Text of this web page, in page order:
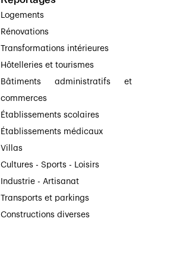
Logements
Rénovations
Transformations intérieures
Hôtelleries et tourismes
Bâtiments administratifs et
commerces
Établissements scolaires
Établissements médicaux
Villas
Cultures - Sports - Loisirs
Industrie - Artisanat
Transports et parkings
Constructions diverses